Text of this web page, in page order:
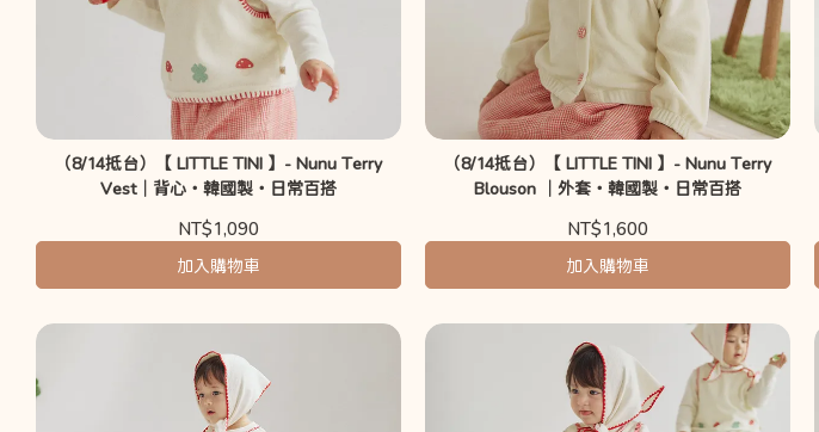
（8/14抵台）【 LITTLE TINI 】- Nunu Terry
Vest｜背心・韓國製・日常百搭
NT$1,090
加入購物車
（8/14抵台）【 LITTLE TINI 】- Nunu Terry
Blouson ｜外套・韓國製・日常百搭
NT$1,600
加入購物車